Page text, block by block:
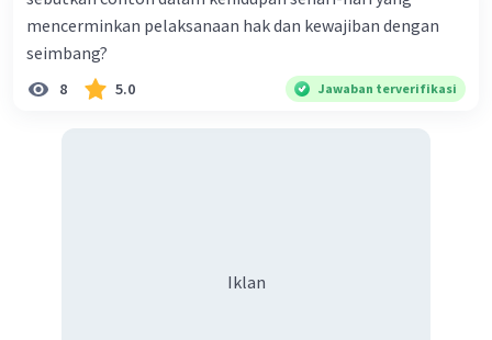
mencerminkan pelaksanaan hak dan kewajiban dengan
seimbang?
8 5.0 Jawaban terverifikasi
Iklan